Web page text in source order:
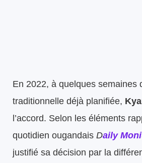
En 2022, à quelques semaines
traditionnelle déjà planifiée,
l’accord. Selon les éléments
quotidien ougandais Daily
justifié sa décision par la